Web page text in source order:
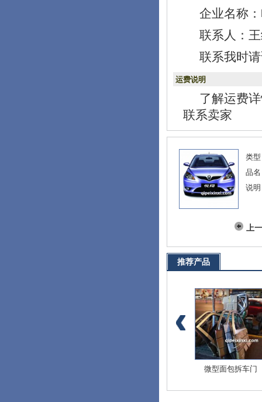
企业名称
联系人：
联系我时
运费说明
了解运费
联系卖家
类
品
说
上
推荐产品
微型面包拆车门